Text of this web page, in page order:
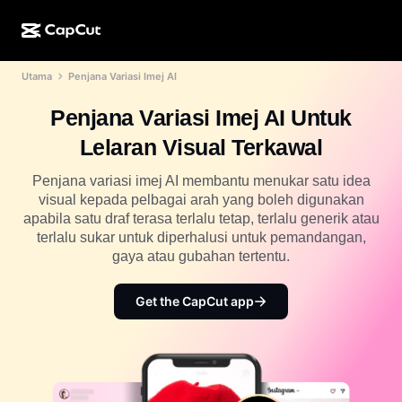
Dalam Talian CapCut
CapCut Pad
Mudah Alih CapCut
AI Dreamina
Reka Bentuk AI
Penjana video AI
Penjana imej AI
Dreamina Seedance 2.5
Nano Banana Pro
Gemini Omni
Alatan AI
Editor & penjana imej
Penjana & editor suara
Media sosial
Templat musim cuti
Lagi
Templat kalendar
Templat ulang tahun
Komuniti
Inisiatif
Sekutu
Program Perintis
Program Rakan Kongsi Kreatif
Utama Penjana Variasi Imej AI
Penjana Variasi Imej AI Untuk
Lelaran Visual Terkawal
Penjana variasi imej AI membantu menukar satu idea
visual kepada pelbagai arah yang boleh digunakan
apabila satu draf terasa terlalu tetap, terlalu generik atau
terlalu sukar untuk diperhalusi untuk pemandangan,
gaya atau gubahan tertentu.
Get the CapCut app